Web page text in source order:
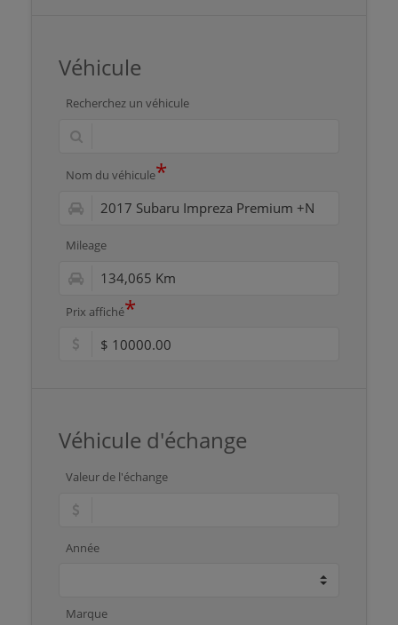
Véhicule
Recherchez un véhicule
Nom du véhicule*
Mileage
Prix affiché*
Véhicule d'échange
Valeur de l'échange
Année
Marque